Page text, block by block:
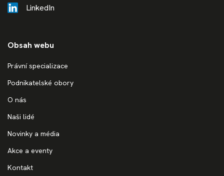
LinkedIn
Obsah webu
Právní specializace
Podnikatelské obory
O nás
Naši lidé
Novinky a média
Akce a eventy
Kontakt